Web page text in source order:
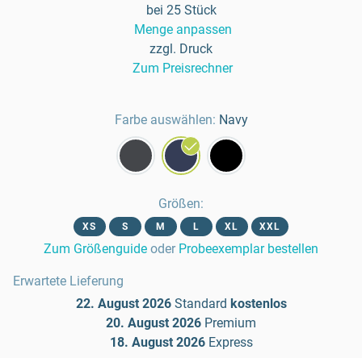
bei 25 Stück
Menge anpassen
zzgl. Druck
Zum Preisrechner
Farbe auswählen: Navy
Größen:
XS S M L XL XXL
Zum Größenguide oder Probeexemplar bestellen
Erwartete Lieferung
22. August 2026 Standard kostenlos
20. August 2026 Premium
18. August 2026 Express